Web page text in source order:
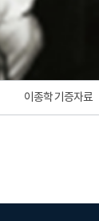
이종학 기증자료